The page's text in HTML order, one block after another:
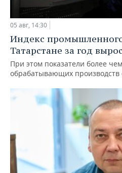
05 авг, 14:30
Индекс
Татарстане за год
При этом показатели более
обрабатывающих производств